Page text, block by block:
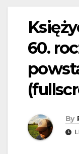
60.
By